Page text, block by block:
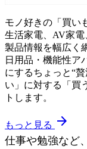
モノ好きの「買い
生活家電、AV家
製品情報を幅広く
日用品・機能性ア
にするちょっと“
い」に対する「買
トします。
もっと見る arrow_forward
仕事や勉強など